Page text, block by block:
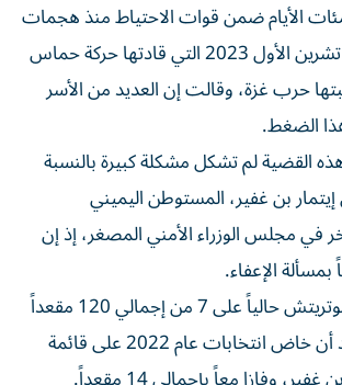
الأيام ضمن قوات الاحتياط منذ هجمات
السابع من أكتوبر/ تشرين الأول 2023 التي قادتها حركة حماس
حرب غزة، ‌وقالت إن العديد من الأسر
الضغط.
القضية لم تشكل مشكلة كبيرة بالنسبة
إيتمار بن غفير، المستوطن اليميني
في مجلس الوزراء الأمني المصغر، إذ إن
الإعفاء.
ويسيطر حزب سموتريتش حالياً على 7 من إجمالي 120 مقعداً
في الكنيست، ⁠بعد أن خاض انتخابات عام 2022 على قائمة